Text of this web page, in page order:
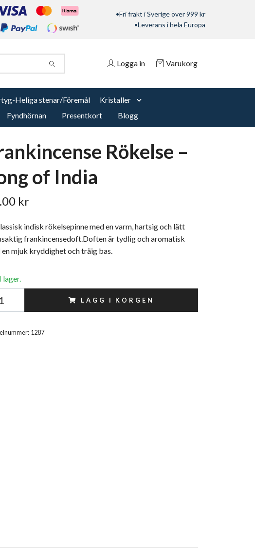
•Fri frakt i Sverige över 999 kr
•Leverans i hela Europa
Logga in Varukorg
Heliga stenar/Föremål
Kristaller
Fyndhörnan Presentkort Blogg
Rökelse –
of India
kr
indisk rökelsepinne med en varm, hartsig och lätt
frankincensedoft.Doften är tydlig och aromatisk
en mjuk kryddighet och träig bas.
I lager.
LÄGG I KORGEN
1287